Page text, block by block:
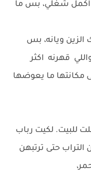
شغلي، بس ما
ويانه، بس
واللي قهرنه اكثر
مكانتها ما يعوضها
للبيت. لكيت رباب
حتى ترتبهن